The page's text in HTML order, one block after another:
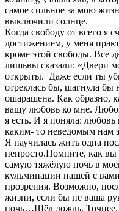
самое сильное за мою
выключили солнце.
Когда свободу от всего я
достижением, у меня
кроме этой свободы. Все
лишьвы сказали: «Двери
открыты. Даже если ты
отреклась бы, шагнула бы
ошарашена. Как образно,
вашу любовь ко мне.
я есть. И я поняла:
каким- то неведомым нам
Я научилась жить одна
непросто.Помните, как
самую тяжёлую ночь в
кульминации нашей с
прозрения. Возможно,
жизни, если бы не ваша
ночь…Шёл дождь. Точнее,